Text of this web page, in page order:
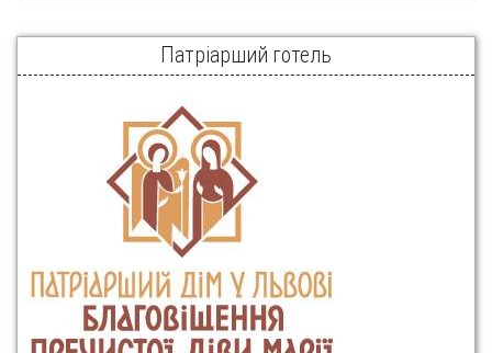
Патріарший готель